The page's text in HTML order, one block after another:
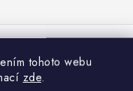
tohoto webu
zde.